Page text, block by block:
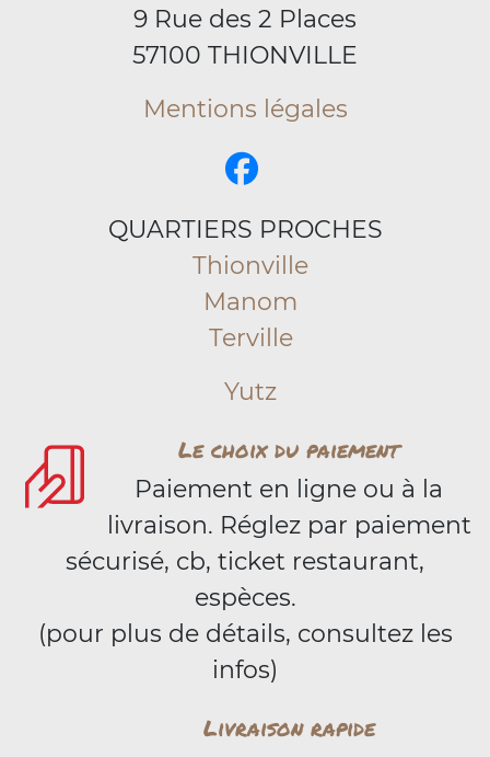
9 Rue des 2 Places
57100 THIONVILLE
Mentions légales
QUARTIERS PROCHES
Thionville
Manom
Terville
Yutz
Le choix du paiement
Paiement en ligne ou à la
livraison. Réglez par paiement
sécurisé, cb, ticket restaurant,
espèces.
(pour plus de détails, consultez les
infos)
Livraison rapide